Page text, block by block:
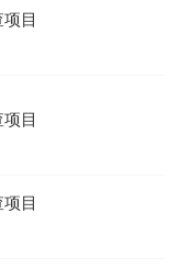
目
目
目